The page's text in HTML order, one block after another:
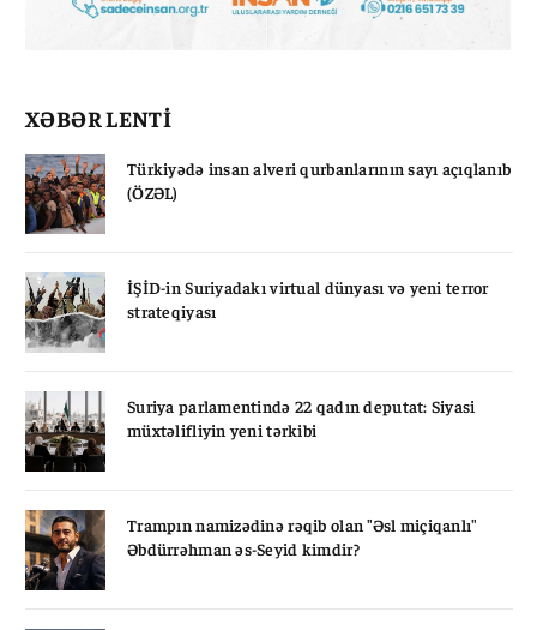
XƏBƏR LENTİ
Türkiyədə insan alveri qurbanlarının sayı açıqlanıb
(ÖZƏL)
İŞİD-in Suriyadakı virtual dünyası və yeni terror
strateqiyası
Suriya parlamentində 22 qadın deputat: Siyasi
müxtəlifliyin yeni tərkibi
Trampın namizədinə rəqib olan "Əsl miçiqanlı"
Əbdürrəhman əs-Seyid kimdir?